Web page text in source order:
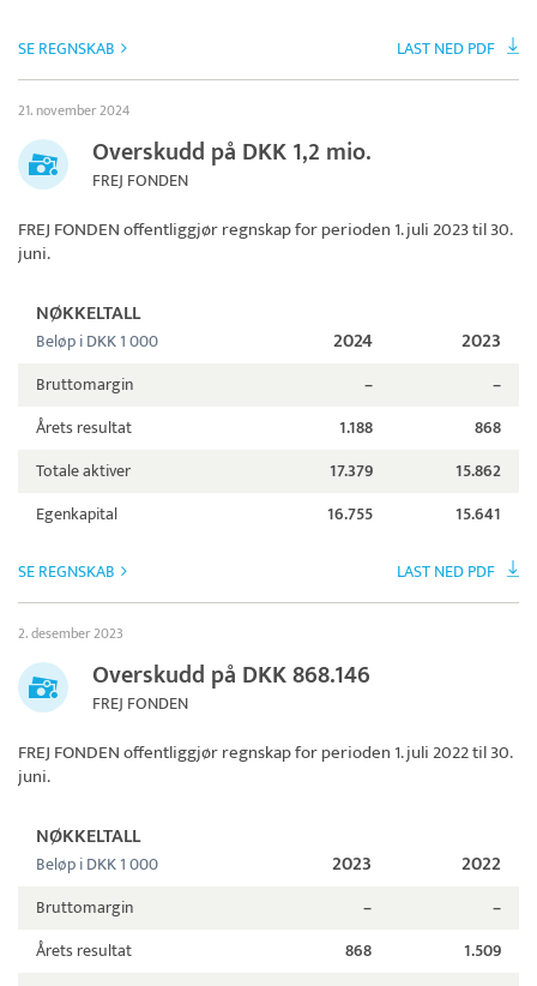
SE REGNSKAB LAST NED PDF
21. november 2024
Overskudd på DKK 1,2 mio.
FREJ FONDEN
FREJ FONDENoffentliggjør regnskap for perioden 1. juli 2023 til 30.
juni.
NØKKELTALL
Beløp i DKK 1 000 2024 2023
Bruttomargin –
–
Årets resultat
1.188
868
Totale aktiver
17.379
15.862
Egenkapital
16.755 15.641
SE REGNSKAB LAST NED PDF
2. desember 2023
Overskudd på DKK 868.146
FREJ FONDEN
FREJ FONDENoffentliggjør regnskap for perioden 1. juli 2022 til 30.
juni.
NØKKELTALL
Beløp i DKK 1 000 2023 2022
Bruttomargin –
–
Årets resultat
868
1.509